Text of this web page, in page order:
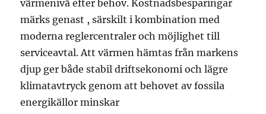
värmenivå efter behov. Kostnadsbesparingar
märks genast , särskilt i kombination med
moderna reglercentraler och möjlighet till
serviceavtal. Att värmen hämtas från markens
djup ger både stabil driftsekonomi och lägre
klimatavtryck genom att behovet av fossila
energikällor minskar